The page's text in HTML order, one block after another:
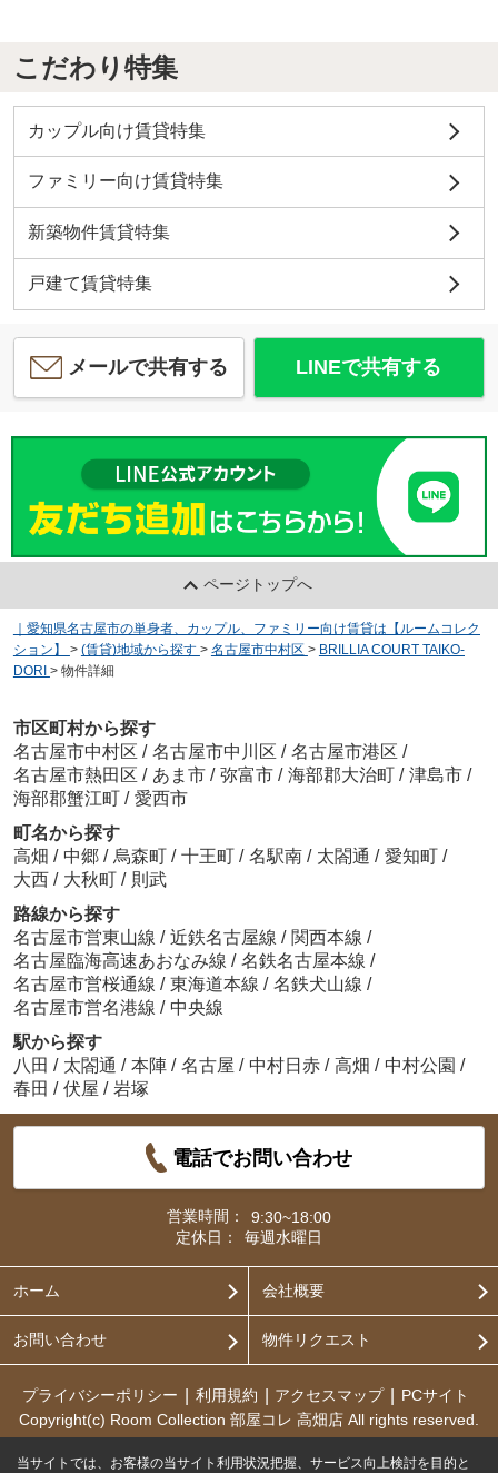
こだわり特集
カップル向け賃貸特集
ファミリー向け賃貸特集
新築物件賃貸特集
戸建て賃貸特集
メールで共有する LINEで共有する
ページトップへ
｜愛知県名古屋市の単身者、カップル、ファミリー向け賃貸は【ルームコレク
ション】
> (賃貸)地域から探す > 名古屋市中村区 > BRILLIA COURT TAIKO-
DORI > 物件詳細
市区町村から探す
名古屋市中村区 / 名古屋市中川区 / 名古屋市港区 /
名古屋市熱田区 / あま市 / 弥富市 / 海部郡大治町 / 津島市 /
海部郡蟹江町 / 愛西市
町名から探す
高畑 / 中郷 / 烏森町 / 十王町 / 名駅南 / 太閤通 / 愛知町 /
大西 / 大秋町 / 則武
路線から探す
名古屋市営東山線 / 近鉄名古屋線 / 関西本線 /
名古屋臨海高速あおなみ線 / 名鉄名古屋本線 /
名古屋市営桜通線 / 東海道本線 / 名鉄犬山線 /
名古屋市営名港線 / 中央線
駅から探す
八田 / 太閤通 / 本陣 / 名古屋 / 中村日赤 / 高畑 / 中村公園 /
春田 / 伏屋 / 岩塚
電話でお問い合わせ
営業時間：
9:30~18:00
定休日：
毎週水曜日
ホーム 会社概要
お問い合わせ 物件リクエスト
プライバシーポリシー 利用規約 アクセスマップ
PCサイト
Copyright(c) Room Collection 部屋コレ 高畑店 All rights reserved.
当サイトでは、お客様の当サイト利用状況把握、サービス向上検討を目的と